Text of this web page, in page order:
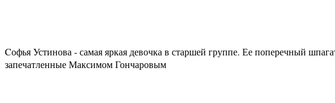
Cофья Устинова - самая яркая девочка в старшей группе. Ее поперечный
запечатленные Максимом Гончаровым